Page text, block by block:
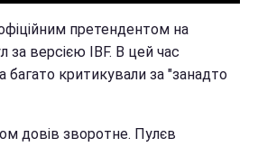
претендентом на
за версією IBF. В цей час
багато критикували за "занадто
довів зворотне. Пулєв